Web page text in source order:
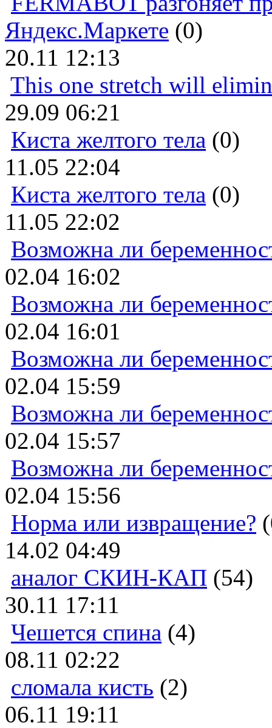
Яндекс.Маркете (0)
20.11 12:13
This one stretch will
29.09 06:21
Киста желтого тела (0)
11.05 22:04
Киста желтого тела (0)
11.05 22:02
Возможна ли
02.04 16:02
Возможна ли
02.04 16:01
Возможна ли
02.04 15:59
Возможна ли
02.04 15:57
Возможна ли
02.04 15:56
Норма или извращение?
14.02 04:49
аналог СКИН-КАП (54)
30.11 17:11
Чешется спина (4)
08.11 02:22
сломала кисть (2)
06.11 19:11